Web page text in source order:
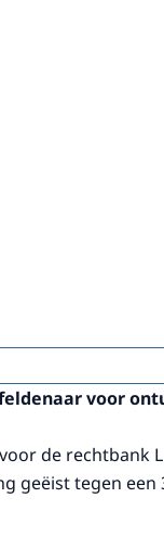
voor
de rechtbank
geëist tegen een